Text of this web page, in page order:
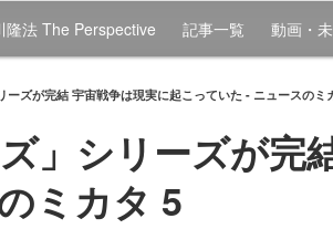
隆法 The Perspective 記事一覧 動画・
ーズが完結 宇宙戦争は現実に起こっていた - ニュースのミ
」シリーズが完
ミカタ 5